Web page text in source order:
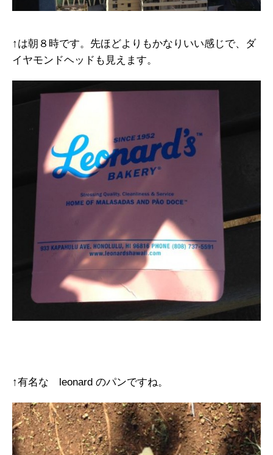
↑は朝８時です。先ほどよりもかなりいい感じで、ダ
イヤモンドヘッドも見えます。
↑有名な leonard のパンですね。